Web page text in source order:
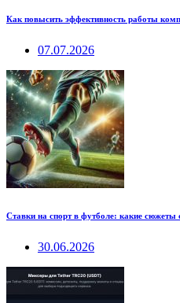
Как повысить эффективность работы
07.07.2026
Ставки на спорт в футболе: какие сюжеты
30.06.2026